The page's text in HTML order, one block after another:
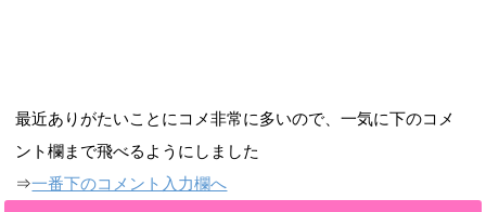
最近ありがたいことにコメ非常に多いので、一気に下のコメ
ント欄まで飛べるようにしました
⇒一番下のコメント入力欄へ